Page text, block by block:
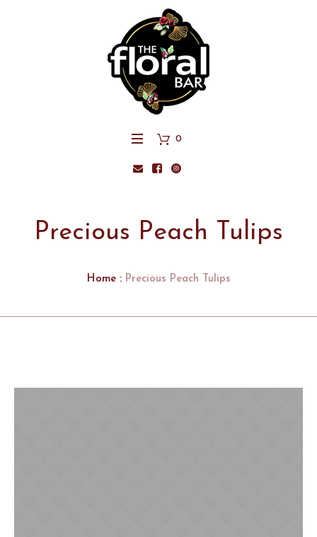
0
Precious Peach Tulips
Home : Precious Peach Tulips